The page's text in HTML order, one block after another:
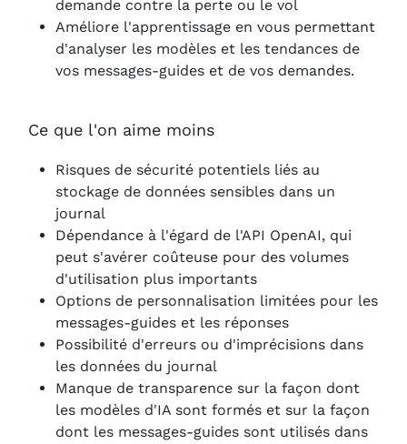
demande contre la perte ou le vol
Améliore l'apprentissage en vous permettant
d'analyser les modèles et les tendances de
vos messages-guides et de vos demandes.
Ce que l'on aime moins
Risques de sécurité potentiels liés au
stockage de données sensibles dans un
journal
Dépendance à l'égard de l'API OpenAI, qui
peut s'avérer coûteuse pour des volumes
d'utilisation plus importants
Options de personnalisation limitées pour les
messages-guides et les réponses
Possibilité d'erreurs ou d'imprécisions dans
les données du journal
Manque de transparence sur la façon dont
les modèles d'IA sont formés et sur la façon
dont les messages-guides sont utilisés dans